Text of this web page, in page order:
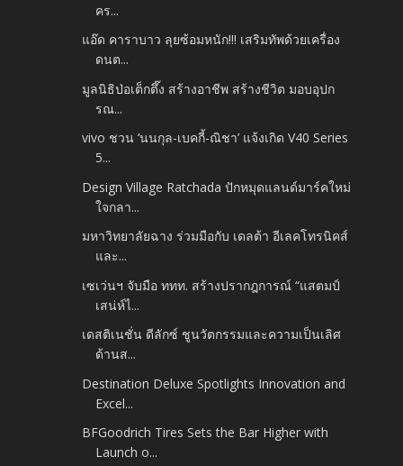
คร...
แอ๊ด คาราบาว ลุยซ้อมหนัก!!! เสริมทัพด้วยเครื่อง
ดนต...
มูลนิธิป่อเต็กตึ๊ง สร้างอาชีพ สร้างชีวิต มอบอุปก
รณ...
vivo ชวน ‘นนกุล-เบคกี้-ณิชา’ แจ้งเกิด V40 Series
5...
Design Village Ratchada ปักหมุดแลนด์มาร์คใหม่
ใจกลา...
มหาวิทยาลัยฉาง ร่วมมือกับ เดลต้า อีเลคโทรนิคส์
และ...
เซเว่นฯ จับมือ ททท. สร้างปรากฎการณ์ “แสตมป์
เสน่ห์ไ...
เดสติเนชั่น ดีลักซ์ ชูนวัตกรรมและความเป็นเลิศ
ด้านส...
Destination Deluxe Spotlights Innovation and
Excel...
BFGoodrich Tires Sets the Bar Higher with
Launch o...